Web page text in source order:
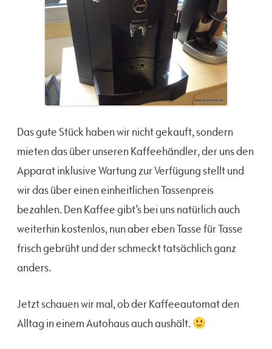
Das gute Stück haben wir nicht gekauft, sondern
mieten das über unseren Kaffeehändler, der uns den
Apparat inklusive Wartung zur Verfügung stellt und
wir das über einen einheitlichen Tassenpreis
bezahlen. Den Kaffee gibt’s bei uns natürlich auch
weiterhin kostenlos, nun aber eben Tasse für Tasse
frisch gebrüht und der schmeckt tatsächlich ganz
anders.
Jetzt schauen wir mal, ob der Kaffeeautomat den
Alltag in einem Autohaus auch aushält.